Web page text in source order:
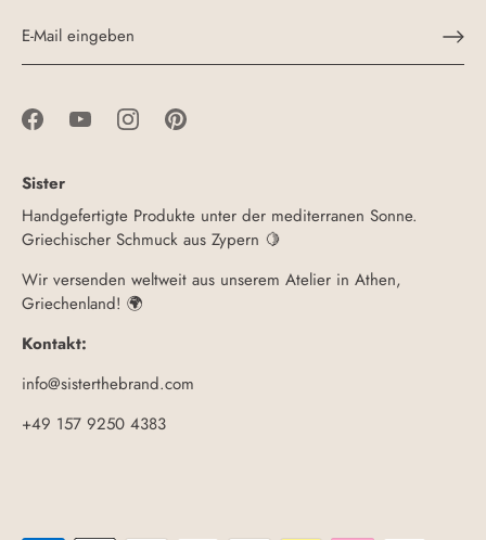
Sister
Handgefertigte Produkte unter der mediterranen Sonne.
Griechischer Schmuck aus Zypern 🍋
Wir versenden weltweit aus unserem Atelier in Athen,
Griechenland! 🌍
Kontakt:
info@sisterthebrand.com
+49 157 9250 4383